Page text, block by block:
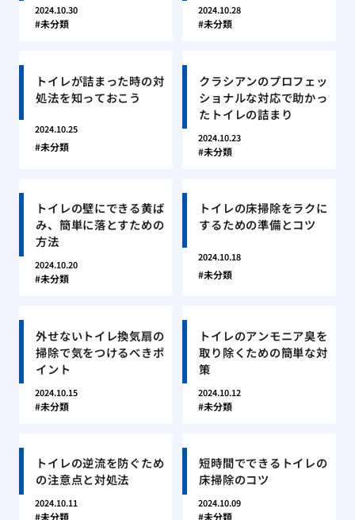
2024.10.30
未分類
2024.10.28
未分類
トイレが詰まった時の対
処法を知っておこう
2024.10.25
未分類
クラシアンのプロフェッ
ショナルな対応で助かっ
たトイレの詰まり
2024.10.23
未分類
トイレの壁にできる黄ば
み、簡単に落とすための
方法
2024.10.20
未分類
トイレの床掃除をラクに
するための準備とコツ
2024.10.18
未分類
外せないトイレ換気扇の
掃除で気をつけるべきポ
イント
2024.10.15
未分類
トイレのアンモニア臭を
取り除くための簡単な対
策
2024.10.12
未分類
トイレの逆流を防ぐため
の注意点と対処法
2024.10.11
未分類
短時間でできるトイレの
床掃除のコツ
2024.10.09
未分類